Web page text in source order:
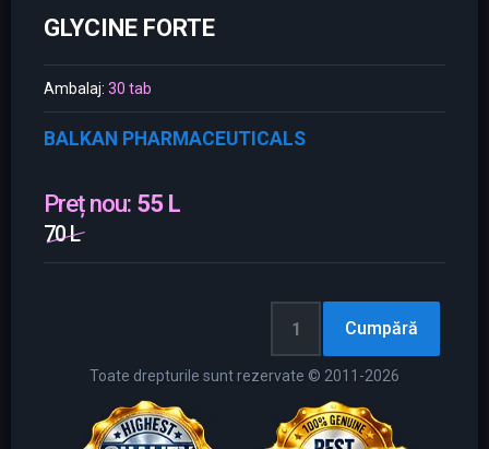
GLYCINE FORTE
Ambalaj: 30 tab
BALKAN PHARMACEUTICALS
Preț nou: 55 L
70 L
Toate drepturile sunt rezervate © 2011-2026